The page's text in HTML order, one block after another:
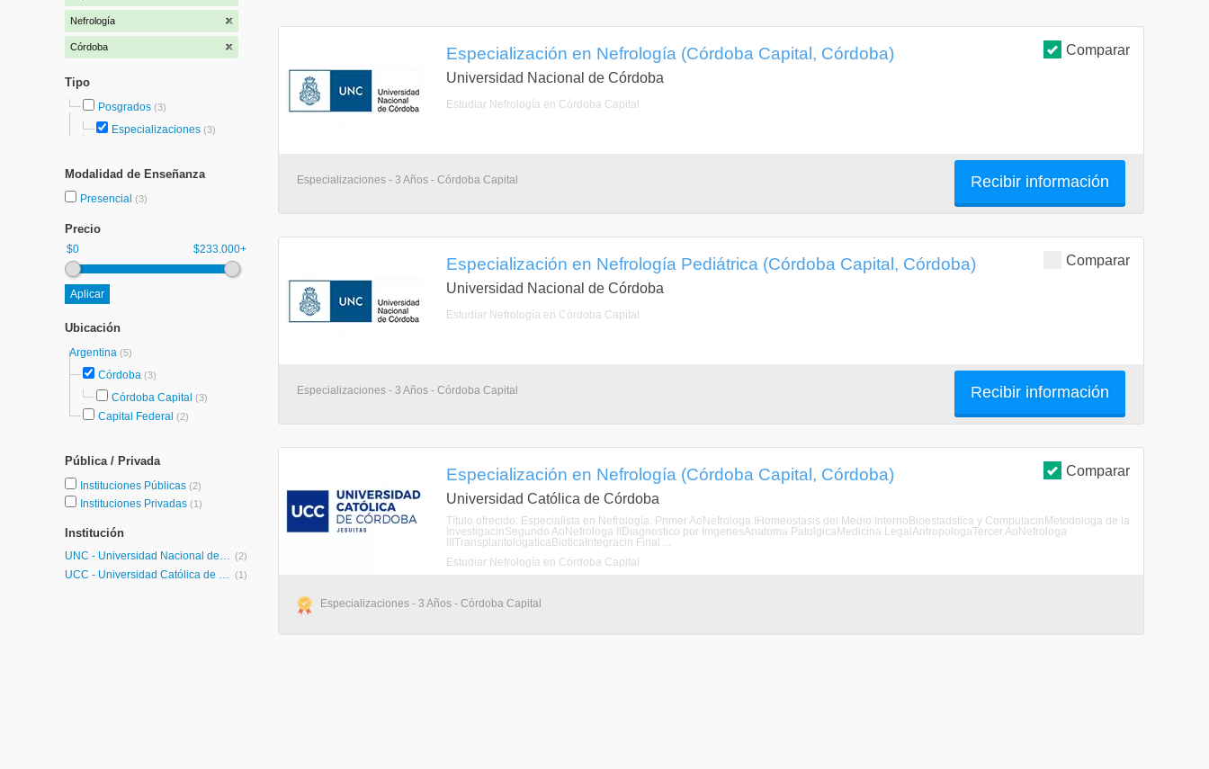
Nefrología
Córdoba
Tipo
Posgrados (3)
Especializaciones (3)
Modalidad de Enseñanza
Presencial (3)
Precio
$0 $233.000+
Ubicación
Argentina (5)
Córdoba (3)
Córdoba Capital (3)
Capital Federal (2)
Pública / Privada
Instituciones Públicas (2)
Instituciones Privadas (1)
Institución
UNC - Universidad Nacional de Córdoba (2)
UCC - Universidad Católica de Córdoba (1)
Comparar
Especialización en Nefrología (Córdoba Capital, Córdoba)
Universidad Nacional de Córdoba
Estudiar Nefrología en Córdoba Capital
Especializaciones - 3 Años - Córdoba Capital Recibir información
Comparar
Especialización en Nefrología Pediátrica (Córdoba Capital, Córdoba)
Universidad Nacional de Córdoba
Estudiar Nefrología en Córdoba Capital
Especializaciones - 3 Años - Córdoba Capital Recibir información
Comparar
Especialización en Nefrología (Córdoba Capital, Córdoba)
Universidad Católica de Córdoba
Título ofrecido: Especialista en Nefrología. Primer AoNefrologa IHomeostasis del Medio InternoBioestadstica y ComputacinMetodologa de la
InvestigacinSegundo AoNefrologa IIDiagnostico por ImgenesAnatoma PatolgicaMedicina LegalAntropologaTercer AoNefrologa
IIITransplantologaticaBioticaIntegracin Final ...
Estudiar Nefrología en Córdoba Capital
Especializaciones - 3 Años - Córdoba Capital